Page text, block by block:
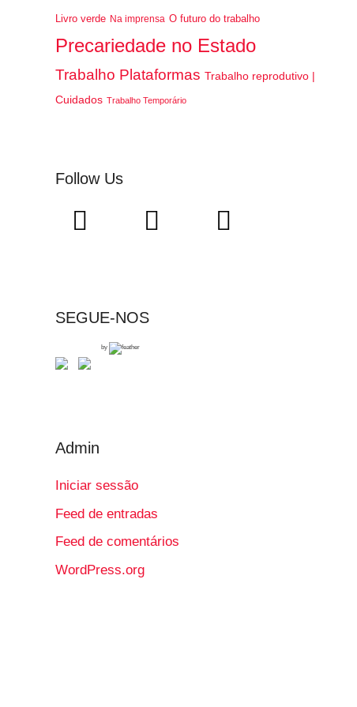
Livro verde Na imprensa O futuro do trabalho
Precariedade no Estado
Trabalho Plataformas Trabalho reprodutivo |
Cuidados Trabalho Temporário
Follow Us
SEGUE-NOS
by
Admin
Iniciar sessão
Feed de entradas
Feed de comentários
WordPress.org